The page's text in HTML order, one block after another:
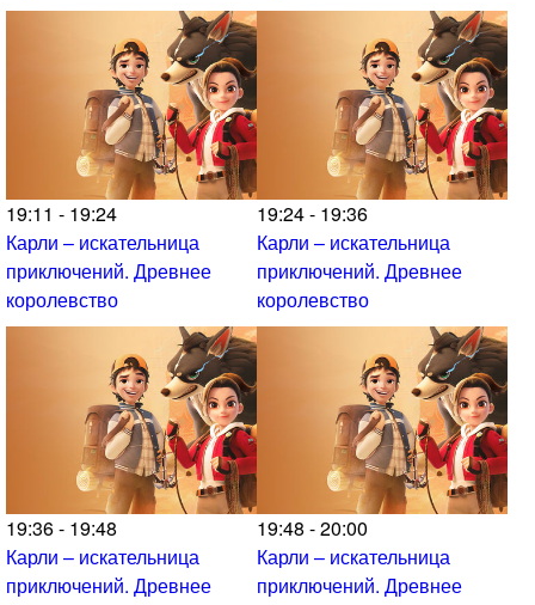
19:11 - 19:24
Карли – искательница
приключений. Древнее
королевство
19:24 - 19:36
Карли – искательница
приключений. Древнее
королевство
19:36 - 19:48
Карли – искательница
приключений. Древнее
19:48 - 20:00
Карли – искательница
приключений. Древнее